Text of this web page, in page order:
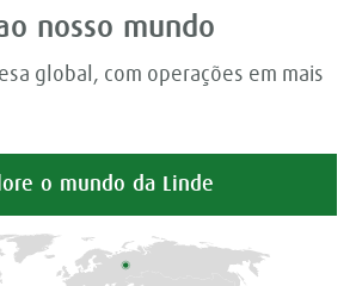
nosso mundo
global, com operações em mais
o mundo da Linde